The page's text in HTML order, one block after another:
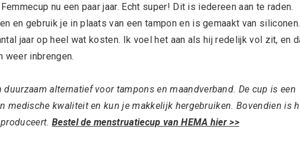
nu een paar jaar. Echt super! Dit is iedereen aan te raden.
en gebruik je in plaats van een tampon en is gemaakt van siliconen.
jaar op heel wat kosten. Ik voel het aan als hij redelijk vol zit, en
weer inbrengen.
alternatief voor tampons en maandverband. De cup is een
medische kwaliteit en kun je makkelijk hergebruiken. Bovendien is
Bestel demenstruatiecup van HEMA hier >>